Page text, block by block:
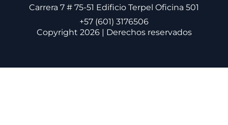
Carrera 7 # 75-51 Edificio Terpel Oficina 501
+57 (601) 3176506
Copyright 2026 | Derechos reservados